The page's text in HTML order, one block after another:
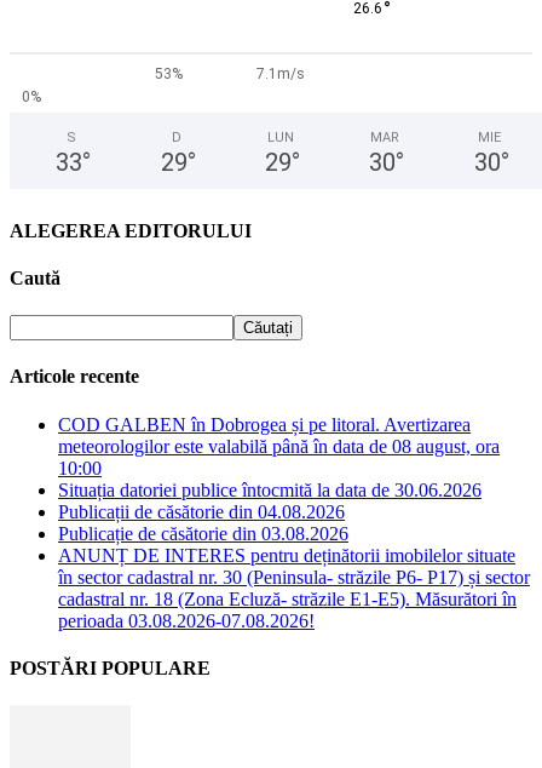
26.6 °
53%
7.1m/s
0%
S
33°
D
29°
LUN
29°
MAR
30°
MIE
30°
ALEGEREA EDITORULUI
Caută
Articole recente
COD GALBEN în Dobrogea și pe litoral. Avertizarea
meteorologilor este valabilă până în data de 08 august, ora
10:00
Situația datoriei publice întocmită la data de 30.06.2026
Publicații de căsătorie din 04.08.2026
Publicație de căsătorie din 03.08.2026
ANUNȚ DE INTERES pentru deținătorii imobilelor situate
în sector cadastral nr. 30 (Peninsula- străzile P6- P17) și sector
cadastral nr. 18 (Zona Ecluză- străzile E1-E5). Măsurători în
perioada 03.08.2026-07.08.2026!
POSTĂRI POPULARE